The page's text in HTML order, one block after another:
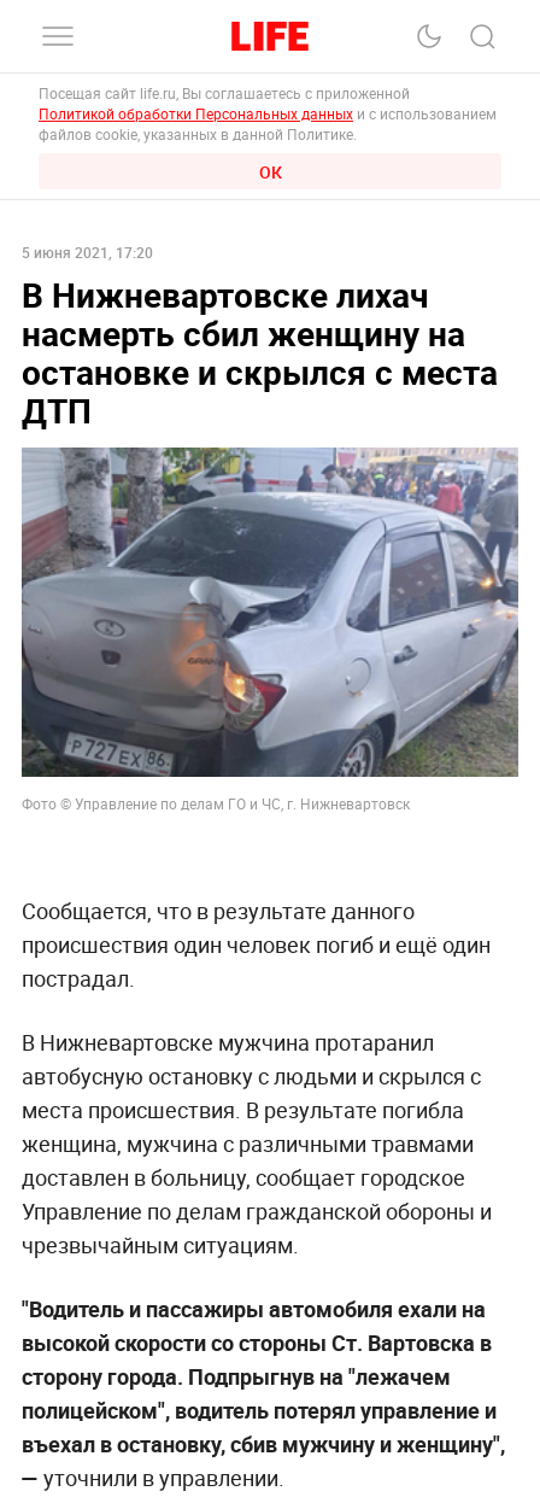
Посещая сайт life.ru, Вы соглашаетесь с приложенной
Политикой обработки Персональных данных и с использованием
файлов cookie, указанных в данной Политике.
ОК
5 июня 2021, 17:20
В Нижневартовске лихач
насмерть сбил женщину на
остановке и скрылся с места
ДТП
Фото © Управление по делам ГО и ЧС, г. Нижневартовск
Сообщается, что в результате данного
происшествия один человек погиб и ещё один
пострадал.
В Нижневартовске мужчина протаранил
автобусную остановку с людьми и скрылся с
места происшествия. В результате погибла
женщина, мужчина с различными травмами
доставлен в больницу, сообщает городское
Управление по делам гражданской обороны и
чрезвычайным ситуациям.
"Водитель и пассажиры автомобиля ехали на
высокой скорости со стороны Ст. Вартовска в
сторону города. Подпрыгнув на "лежачем
полицейском", водитель потерял управление и
въехал в остановку, сбив мужчину и женщину",
— уточнили в управлении.